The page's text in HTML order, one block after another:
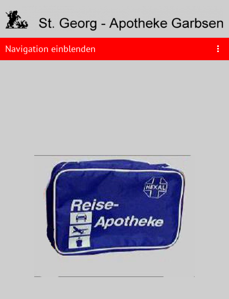
Navigation einblenden